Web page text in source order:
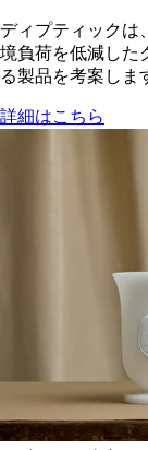
ディプティックは
境負荷を低減した​
る製品を考案しま
詳細はこちら